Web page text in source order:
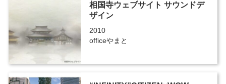
相国寺ウェブサイト サウンドデ
ザイン
2010
officeやまと